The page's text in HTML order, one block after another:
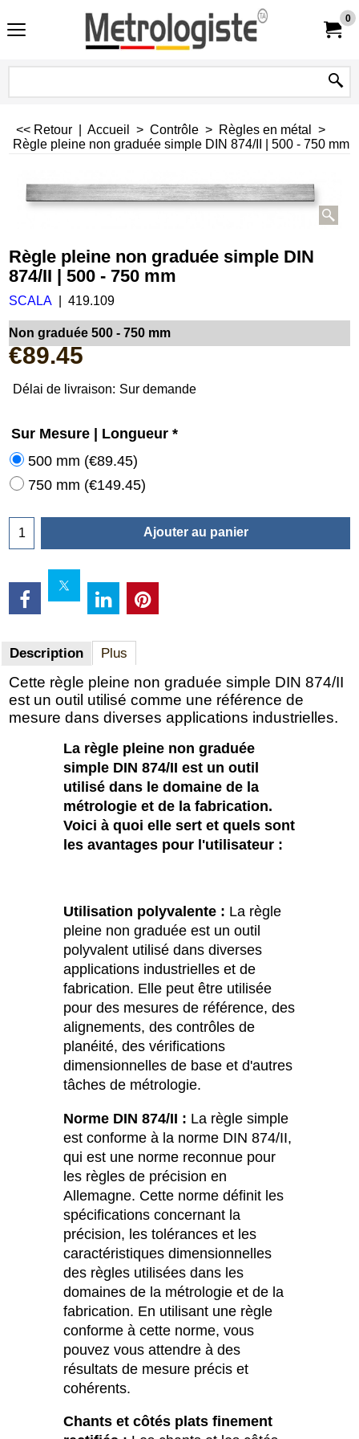
0
<< Retour Accueil > Contrôle > Règles en métal
>
Règle pleine non graduée simple DIN 874/II | 500 - 750 mm
Règle pleine non graduée simple DIN
874/II | 500 - 750 mm
SCALA 419.109
Non graduée 500 - 750 mm
€89.45
Délai de livraison: Sur demande
Sur Mesure | Longueur *
500 mm (€89.45)
750 mm (€149.45)
Ajouter au panier
Description Plus
Cette règle pleine non graduée simple DIN 874/II
est un outil utilisé comme une référence de
mesure dans diverses applications industrielles.
La règle pleine non graduée
simple DIN 874/II est un outil
utilisé dans le domaine de la
métrologie et de la fabrication.
Voici à quoi elle sert et quels sont
les avantages pour l'utilisateur :
Utilisation polyvalente : La règle
pleine non graduée est un outil
polyvalent utilisé dans diverses
applications industrielles et de
fabrication. Elle peut être utilisée
pour des mesures de référence, des
alignements, des contrôles de
planéité, des vérifications
dimensionnelles de base et d'autres
tâches de métrologie.
Norme DIN 874/II : La règle simple
est conforme à la norme DIN 874/II,
qui est une norme reconnue pour
les règles de précision en
Allemagne. Cette norme définit les
spécifications concernant la
précision, les tolérances et les
caractéristiques dimensionnelles
des règles utilisées dans les
domaines de la métrologie et de la
fabrication. En utilisant une règle
conforme à cette norme, vous
pouvez vous attendre à des
résultats de mesure précis et
cohérents.
Chants et côtés plats finement